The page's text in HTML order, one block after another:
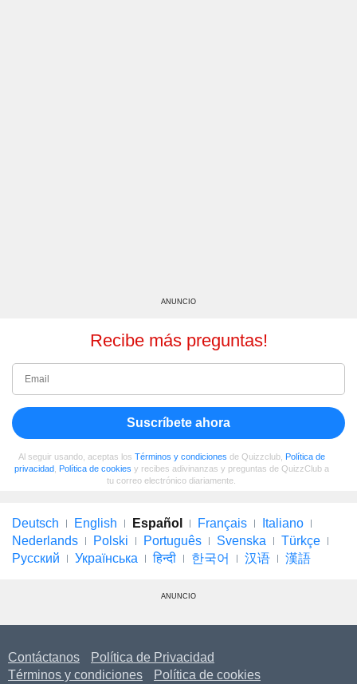
ANUNCIO
Recibe más preguntas!
Suscríbete ahora
Al seguir usando, aceptas los Términos y condiciones de Quizzclub, Política de
privacidad, Política de cookies y recibes adivinanzas y preguntas de QuizzClub a
tu correo electrónico diariamente.
Deutsch English Español Français
Italiano
Nederlands
Polski Português Svenska
Türkçe
Русский
Українська हिन्दी 한국어 汉语 漢語
ANUNCIO
Contáctanos
Política de Privacidad
Términos y condiciones
Política de cookies